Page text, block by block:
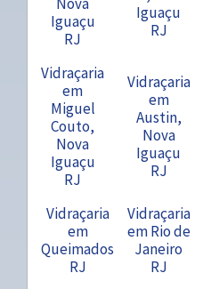
Iguaçu
RJ
Iguaçu
RJ
Vidraçaria
em
Miguel
Couto,
Nova
Iguaçu
RJ
Vidraçaria
em
Austin,
Nova
Iguaçu
RJ
Vidraçaria
em
Queimados
RJ
Vidraçaria
em Rio de
Janeiro
RJ